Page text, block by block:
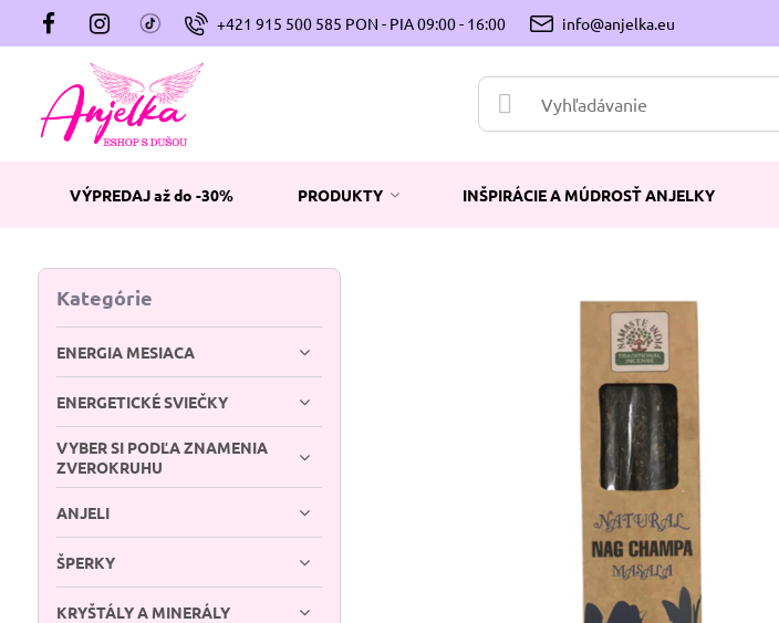
+421 915 500 585 PON - PIA 09:00 - 16:00 info@anjelka.eu
VÝPREDAJ až do -30% PRODUKTY INŠPIRÁCIE A MÚDROSŤ ANJELKY
Kategórie
ENERGIA MESIACA
ENERGETICKÉ SVIEČKY
VYBER SI PODĽA ZNAMENIA
ZVEROKRUHU
ANJELI
ŠPERKY
KRYŠTÁLY A MINERÁLY